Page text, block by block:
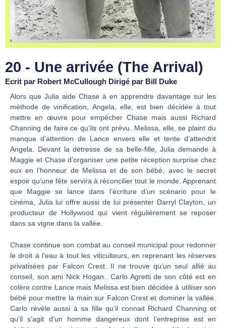
20 - Une arrivée (The Arrival)
Ecrit par Robert McCullough Dirigé par Bill Duke
Alors que Julia aide Chase à en apprendre davantage sur les
méthode de vinification, Angela, elle, est bien décidée à tout
mettre en œuvre pour empêcher Chase mais aussi Richard
Channing de faire ce qu’ils ont prévu. Melissa, elle, se plaint du
manque d’attention de Lance envers elle et tente d’attendrit
Angela. Devant la détresse de sa belle-fille, Julia demande à
Maggie et Chase d’organiser une petite réception surprise chez
eux en l’honneur de Melissa et de son bébé, avec le secret
espoir qu’une fête servira à réconcilier tout le monde. Apprenant
que Maggie se lance dans l’écriture d’un scénario pour le
cinéma, Julia lui offre aussi de lui présenter Darryl Clayton, un
producteur de Hollywood qui vient régulièrement se reposer
dans sa vigne dans la vallée.
Chase continue son combat au conseil municipal pour redonner
le droit à l’eau à tout les viticulteurs, en reprenant les réserves
privatisées par Falcon Crest. Il ne trouve qu’un seul allié au
conseil, son ami Nick Hogan.. Carlo Agretti de son côté est en
colère contre Lance mais Melissa est bien décidée à utiliser son
bébé pour mettre la main sur Falcon Crest et dominer la vallée.
Carlo révèle aussi à sa fille qu’il connait Richard Channing et
qu’il s’agit d’un homme dangereux dont l’entreprise est en